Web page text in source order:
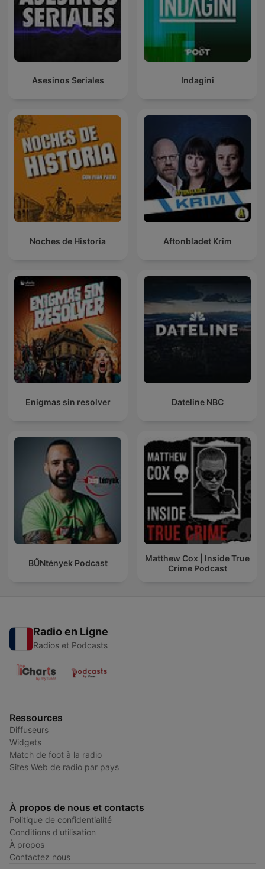
Asesinos Seriales Indagini
Noches de Historia Aftonbladet Krim
Enigmas sin resolver Dateline NBC
BŰNtények Podcast
Matthew Cox | Inside True
Crime Podcast
Radio en Ligne
Radios et Podcasts
Ressources
Diffuseurs
Widgets
Match de foot à la radio
Sites Web de radio par pays
À propos de nous et contacts
Politique de confidentialité
Conditions d'utilisation
À propos
Contactez nous